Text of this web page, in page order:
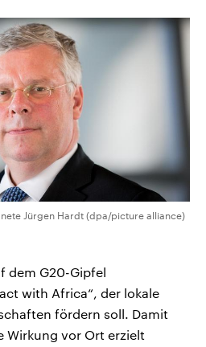
Jürgen Hardt (dpa/picture alliance)
dem G20-Gipfel
with Africa“, der lokale
fördern soll. Damit
Wirkung vor Ort erzielt